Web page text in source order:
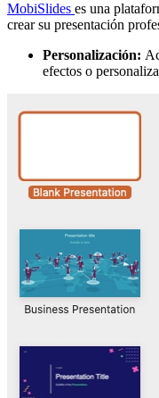
MobiSlides es una
crear su presentación
Personalización:
efectos o